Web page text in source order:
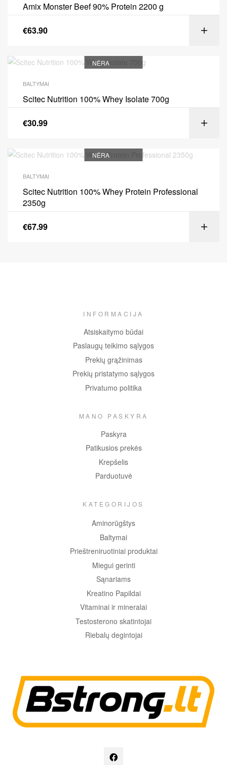
Amix Monster Beef 90% Protein 2200 g
€63.90
NĖRA
BALTYMAI
Scitec Nutrition 100% Whey Isolate 700g
€30.99
NĖRA
BALTYMAI
Scitec Nutrition 100% Whey Protein Professional
2350g
€67.99
INFORMACIJA
Atsiskaitymo būdai
Paslaugų teikimo sąlygos
Prekių grąžinimas
Prekių pristatymo sąlygos
Privatumo politika
MANO PASKYRA
Paskyra
Patikusios prekės
Krepšelis
Parduotuvė
KATEGORIJOS
Aminorūgštys
Baltymai
Prieštreniruotiniai produktai
Miegui gerinti
Sąnariams
Kreatino Papildai
Vitaminai ir mineralai
Testosterono skatintojai
Riebalų degintojai